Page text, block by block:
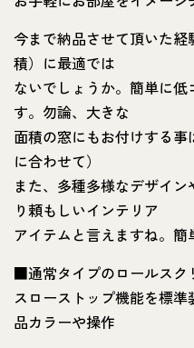
今まで納品させて頂いた
積）に最適では
ないでしょうか。簡単に
す。勿論、大きな
面積の窓にもお付けする
に合わせて）
また、多種多様なデザイ
り頼もしいインテリア
アイテムと言えますね。簡
■通常タイプのロールスク
スローストップ機能を標
品カラーや操作